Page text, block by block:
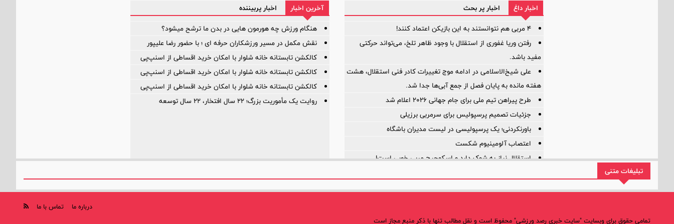
اخبار داغ
اخبار پر بحث
۴ مربی هم نتوانستند به این بازیکن اعتماد کنند!
رفتن وریا غفوری از استقلال با وجود ظاهر تلخ، می‌تواند حرکتی
مفید باشد.
علی شیخ‌الاسلامی در ادامه موج تغییرات کادر فنی استقلال، هشت
هفته مانده به پایان فصل از جمع آبی‌ها جدا شد.
طرح پیراهن تیم ملی برای جام جهانی ۲۰۲۶ اعلام شد
جزئیات تصمیم پرسپولیس برای سرمربی برزیلی
باورنکردنی؛ یک پرسپولیسی در لیست مدیران باشگاه
اعتصاب آلومینیوم شکست
استقلال نیاز به شوک دارد و اسکوچیچ مربی خوبی است!
بازی‌ها یکی پس از دیگری لغو شد؛
آخرین اخبار
اخبار پربیننده
هنگام ورزش چه هورمون هایی در بدن ما ترشح میشود؟
نقش مکمل در مسیر ورزشکاران حرفه ای ؛ با حضور رضا علیپور
کالکشن تابستانه خانه شلوار با امکان خرید اقساطی از اسنپ‌پی
کالکشن تابستانه خانه شلوار با امکان خرید اقساطی از اسنپ‌پی
کالکشن تابستانه خانه شلوار با امکان خرید اقساطی از اسنپ‌پی
روایت یک مأموریت بزرگ؛ ۲۲ سال افتخار، ۲۲ سال توسعه
تبلیغات متنی
درباره ما
تماس با ما
تمامی حقوق برای وبسایت "سایت خبری رصد ورزشی" محفوظ است و نقل مطالب تنها با ذکر منبع مجاز است